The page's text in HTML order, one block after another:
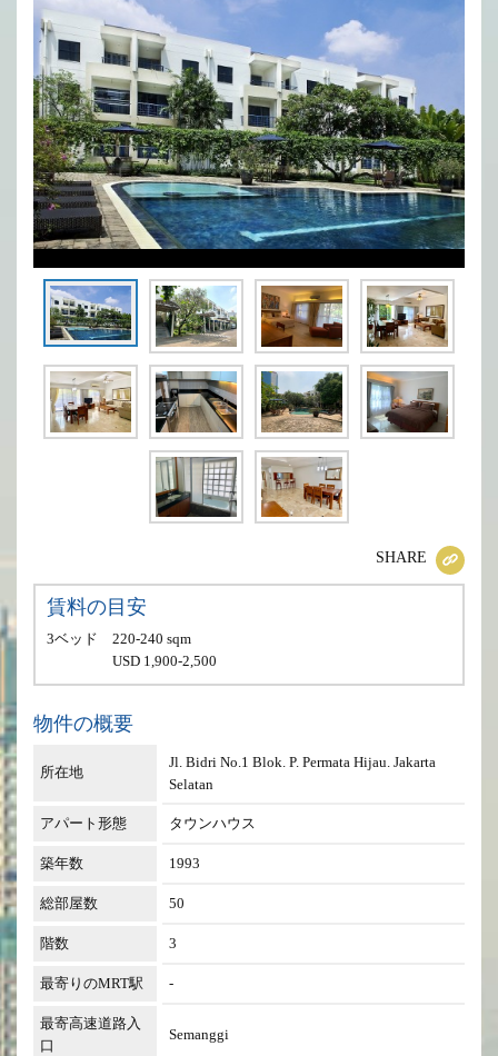
SHARE
賃料の目安
3ベッド
220-240 sqm
USD 1,900-2,500
物件の概要
所在地
Jl. Bidri No.1 Blok. P. Permata Hijau. Jakarta
Selatan
アパート形態 タウンハウス
築年数 1993
総部屋数 50
階数 3
最寄りのMRT駅 -
最寄高速道路入
口
Semanggi